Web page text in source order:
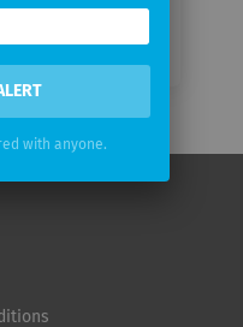
with anyone.